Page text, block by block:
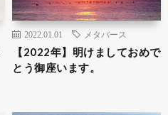
2022.01.01 メタバース
【2022年】明けましておめで
とう御座います。